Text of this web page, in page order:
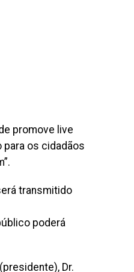
promove live
os cidadãos
transmitido
poderá
Dr.